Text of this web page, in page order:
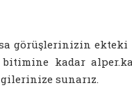
görüşlerinizin ekteki
bitimine kadar
sunarız.